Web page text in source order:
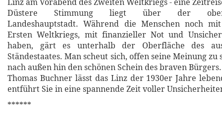
Linz am Vorabend des Zweiten Weltkriegs - eine
Düstere Stimmung liegt über der
Landeshauptstadt. Während die Menschen noch
Ersten Weltkriegs, mit finanzieller Not und
haben, gärt es unterhalb der Oberfläche des
Ständestaates. Man scheut sich, offen seine Meinung zu
nach außen hin den schönen Schein des braven Bürgers.
Thomas Buchner lässt das Linz der 1930er Jahre
entführt Sie in eine spannende Zeit voller
******